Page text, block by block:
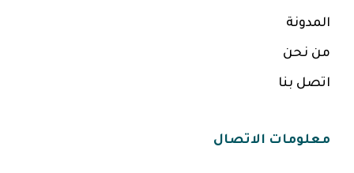
المدونة
من نحن
اتصل بنا
معلومات الاتصال